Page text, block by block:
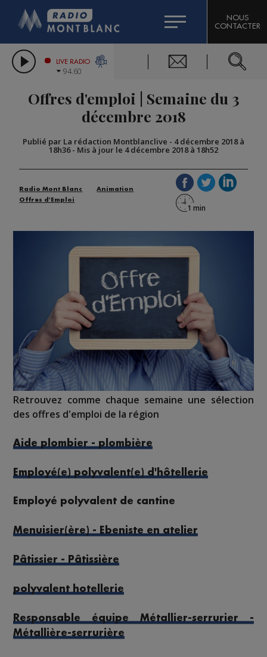
LES CHRONIQUES DE L'EXPERT
CITIZEN MACHINERY
GRAND MASSIF DOMAINES SKIABLES
BIGARD
COMPAGNIE DU MONT-BLANC
NOUS
CONTACTER
LIVE RADIO
94.60
Offres d'emploi | Semaine du 3
décembre 2018
Publié par La rédaction Montblanclive - 4 décembre 2018 à
18h36- Mis à jour le 4 décembre 2018 à 18h52
Radio Mont Blanc
Animation
Offres d'Emploi
Retrouvez comme chaque semaine une sélection
des offres d'emploi de la région
Aide plombier - plombière
Employé(e) polyvalent(e) d'hôtellerie
Employé polyvalent de cantine
Menuisier(ère) - Ebeniste en atelier
Pâtissier - Pâtissière
polyvalent hotellerie
Responsable équipe Métallier-serrurier -
Métallière-serrurière